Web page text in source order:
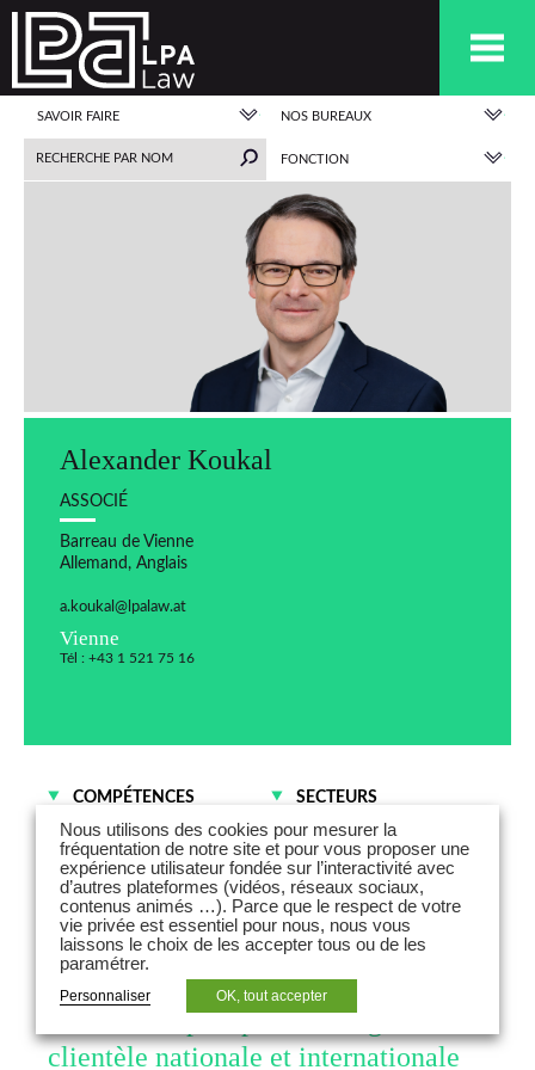
SAVOIR FAIRE NOS BUREAUX
FONCTION
Alexander Koukal
ASSOCIÉ
Barreau de Vienne
Allemand, Anglais
a.koukal@lpalaw.at
Vienne
Tél : +43 1 521 75 16
COMPÉTENCES
Droit de l’Énergie
IP - Technologies - Data
SECTEURS
Technologies - Média -
Télécommunications
Commerce et
Distribution
Alexander Koukal est associé au sein
du bureau de Vienne de LPA Law. Il
conseille depuis plus de vingt ans une
clientèle nationale et internationale
Nous utilisons des cookies pour mesurer la
fréquentation de notre site et pour vous proposer une
expérience utilisateur fondée sur l’interactivité avec
d’autres plateformes (vidéos, réseaux sociaux,
contenus animés …). Parce que le respect de votre
vie privée est essentiel pour nous, nous vous
laissons le choix de les accepter tous ou de les
paramétrer.
Personnaliser OK, tout accepter